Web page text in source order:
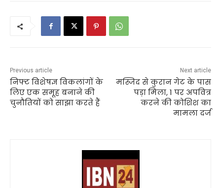
Previous article
निफ्ट विशेषज्ञ विकलांगों के
लिए एक समूह बनाने की
चुनौतियों को साझा करते हैं
Next article
मस्जिद से कुरान गेट के पास
पड़ा मिला, 1 पर अपवित्र
करने की कोशिश का
मामला दर्ज